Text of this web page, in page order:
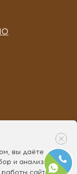
вы даёте
и анализ
сайта